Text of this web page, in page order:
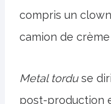
compris un
camion de
Metal torduse
post-production